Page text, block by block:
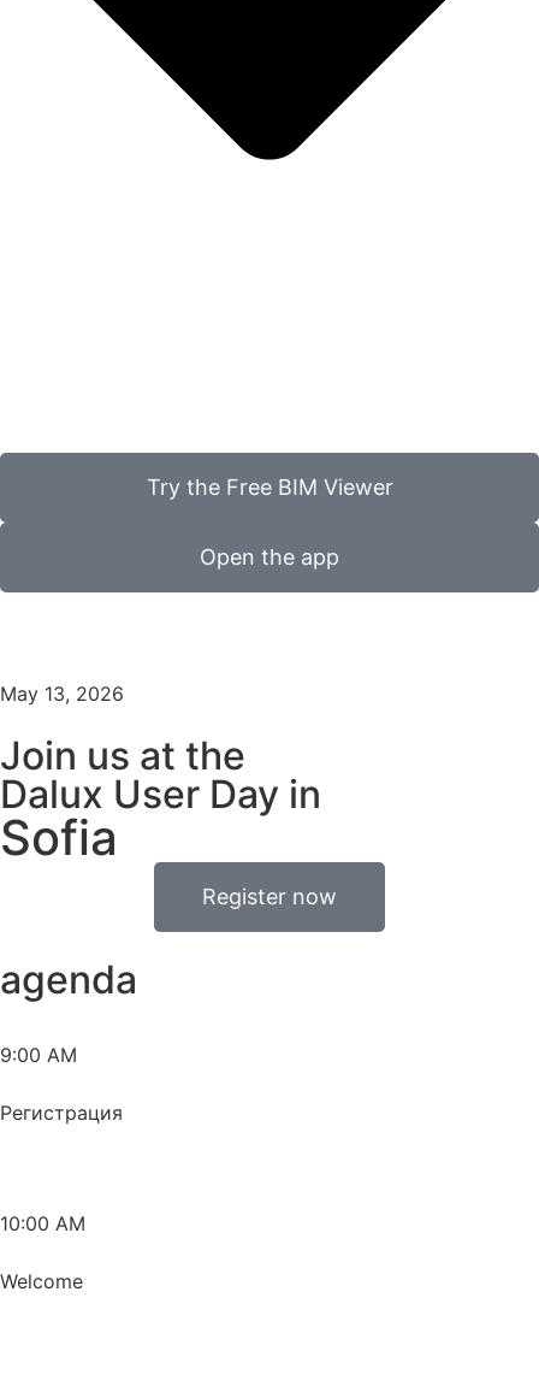
Try the Free BIM Viewer
Open the app
May 13, 2026
Join us at the
Dalux User Day in
Sofia
Register now
agenda
9:00 AM
Регистрация
10:00 AM
Welcome